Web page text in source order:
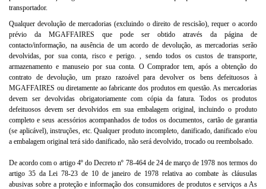
transportador.
Qualquer devolução de mercadorias (excluindo o direito de rescisão), requer o acordo
prévio da MGAFFAIRES que pode ser obtido através da página de
contacto/informação, na ausência de um acordo de devolução, as mercadorias serão
devolvidas, por sua conta, risco e perigo. , sendo todos os custos de transporte,
armazenamento e manuseio por sua conta. O Comprador tem, após a obtenção do
contrato de devolução, um prazo razoável para devolver os bens defeituosos à
MGAFFAIRES ou diretamente ao fabricante dos produtos em questão. As mercadorias
devem ser devolvidas obrigatoriamente com cópia da fatura. Todos os produtos
defeituosos devem ser devolvidos em sua embalagem original, incluindo o produto
completo e seus acessórios acompanhados de todos os documentos, cartão de garantia
(se aplicável), instruções, etc. Qualquer produto incompleto, danificado, danificado e/ou
a embalagem original terá sido danificado, não será devolvido, trocado ou reembolsado.
De acordo com o artigo 4º do Decreto nº 78-464 de 24 de março de 1978 nos termos do
artigo 35 da Lei 78-23 de 10 de janeiro de 1978 relativa ao combate às cláusulas
abusivas sobre a proteção e informação dos consumidores de produtos e serviços a As